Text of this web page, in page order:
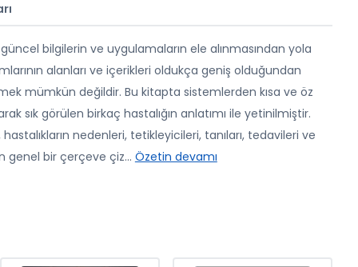
bilgilerin ve uygulamaların ele alınmasından yola
alanları ve içerikleri oldukça geniş olduğundan
mümkün değildir. Bu kitapta sistemlerden kısa ve öz
sık görülen birkaç hastalığın anlatımı ile yetinilmiştir.
hastalıkların nedenleri, tetikleyicileri, tanıları, tedavileri ve
genel bir çerçeve çiz... Özetin devamı